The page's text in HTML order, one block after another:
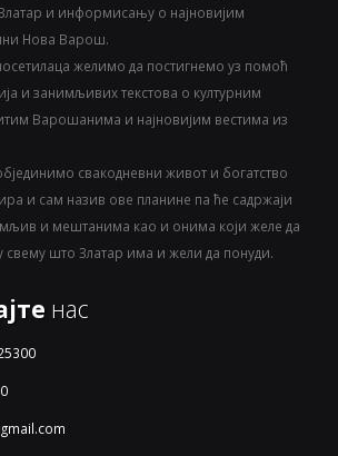
и информисању о најновијим
Нова Варош.
желимо да постигнемо уз помоћ
и занимљивих текстова о културним
Варошанима и најновијим вестима из
свакодневни живот и богатство
и сам назив ове планине па ће садржаји
и мештанима као и онима који желе да
свему што Златар има и жели да понуди.
нас